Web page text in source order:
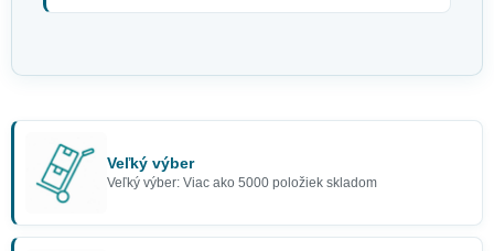
Veľký výber
Veľký výber: Viac ako 5000 položiek skladom